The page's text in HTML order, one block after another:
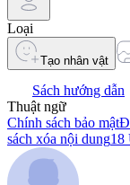
Loại
Tạo nhân vật
Sách hướng dẫn
Thuật ngữ
Chính sách bảo mật
sách xóa nội dung18